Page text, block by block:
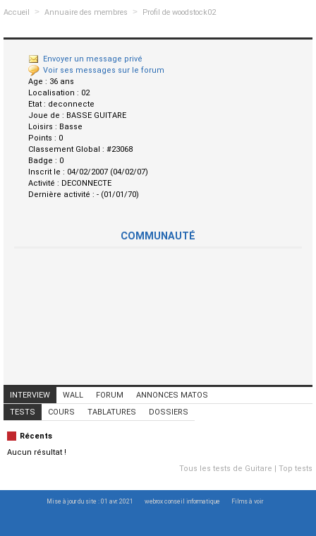
Accueil > Annuaire des membres > Profil de woodstock02
Envoyer un message privé
Voir ses messages sur le forum
Age : 36 ans
Localisation : 02
Etat : deconnecte
Joue de : BASSE GUITARE
Loisirs : Basse
Points : 0
Classement Global : #23068
Badge : 0
Inscrit le : 04/02/2007 (04/02/07)
Activité : DECONNECTE
Dernière activité : - (01/01/70)
COMMUNAUTÉ
INTERVIEW WALL FORUM
ANNONCES MATOS
ANNONCES MUSICIENS
CONCERTS
TESTS COURS TABLATURES DOSSIERS
Récents
Aucun résultat !
Tous les tests de Guitare
Top tests
Mise à jour du site : 01 avr. 2021 webrox conseil informatique Films à voir